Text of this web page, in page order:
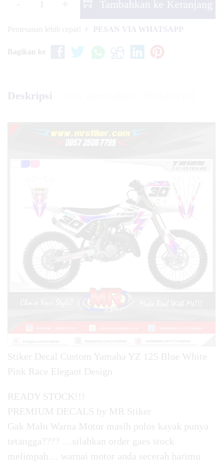
Tambahkan ke Keranjang
Pemesanan lebih cepat! PESAN VIA WHATSAPP
Bagikan ke
Deskripsi
Stiker Decal Custom Yamaha YZ 125 Blue White
Pink Race Elegant Design
READY STOCK!!!
PREMIUM DECALS by MR Stiker
Gak Malu Warna Motor masih polos kayak punya
tetangga???? …silahkan order gaes stock
melimpah… warnai motor anda secerah harimu